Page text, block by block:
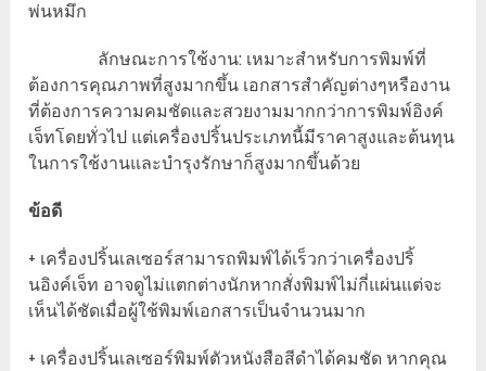
พ่นหมึก
ลักษณะการใช้งาน: เหมาะสำหรับการพิมพ์ที่
ต้องการคุณภาพที่สูงมากขึ้น เอกสารสำคัญต่างๆหรืองาน
ที่ต้องการความคมชัดและสวยงามมากกว่าการพิมพ์อิงค์
เจ็ทโดยทั่วไป แต่เครื่องปริ้นประเภทนี้มีราคาสูงและต้นทุน
ในการใช้งานและบำรุงรักษาก็สูงมากขึ้นด้วย
ข้อดี
+ เครื่องปริ้นเลเซอร์สามารถพิมพ์ได้เร็วกว่าเครื่องปริ้
นอิงค์เจ็ท อาจดูไม่แตกต่างนักหากสั่งพิมพ์ไม่กี่แผ่นแต่จะ
เห็นได้ชัดเมื่อผู้ใช้พิมพ์เอกสารเป็นจำนวนมาก
+ เครื่องปริ้นเลเซอร์พิมพ์ตัวหนังสือสีดำได้คมชัด หากคุณ